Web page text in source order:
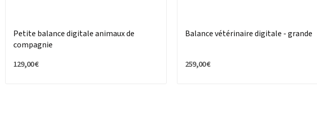
Petite balance digitale animaux de
compagnie
129,00 €
Balance vétérinaire digitale - grande
259,00 €